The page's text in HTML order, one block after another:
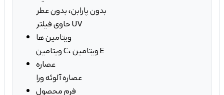
بدون پارابن، بدون عطر
حاوی فیلتر UV
ویتامین ها
ویتامین C، ویتامین E
عصاره
عصاره آلوئه ورا
فرم محصول